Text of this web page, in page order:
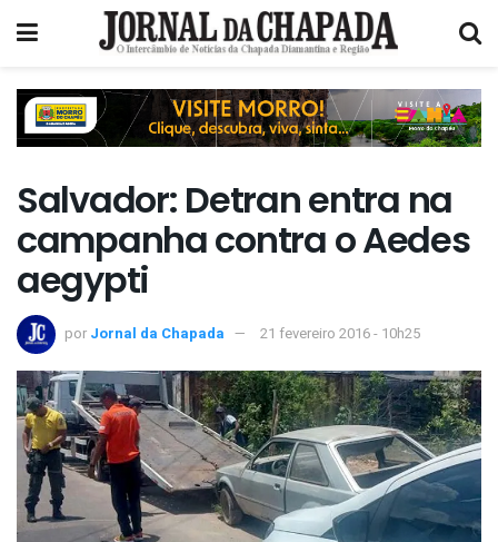
Salvador: Detran entra na
campanha contra o Aedes
aegypti
por Jornal da Chapada 21 fevereiro 2016 - 10h25